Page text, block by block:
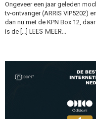
Ongeveer een jaar geleden
tv-ontvanger (ARRIS VIP5202)
dan nu met de KPN Box 12,
is de […] LEES MEER…